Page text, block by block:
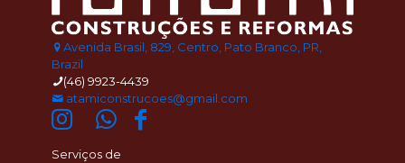
Avenida Brasil, 829, Centro, Pato Branco, PR,
Brazil
(46) 9923-4439
atamiconstrucoes@gmail.com
Serviços de